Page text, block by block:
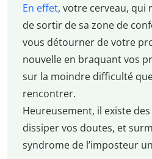
En effet, votre cerveau, qui
de sortir de sa zone de
vous détourner de votre
nouvelle en braquant vos
sur la moindre difficulté
rencontrer.
Heureusement, il existe
dissiper vos doutes, et
syndrome de l’imposteur